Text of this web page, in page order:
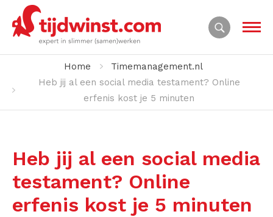
Home
Timemanagement.nl
Heb jij al een social media testament? Online
erfenis kost je 5 minuten
Heb jij al een social media
testament? Online
erfenis kost je 5 minuten